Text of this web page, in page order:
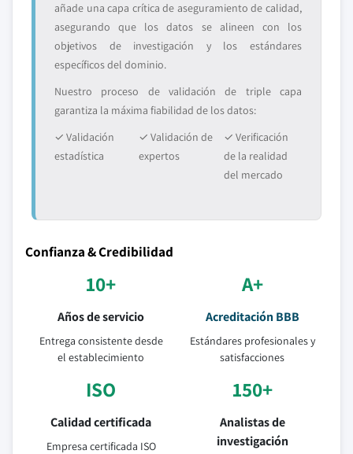
añade una capa crítica de aseguramiento de calidad,
asegurando que los datos se alineen con los
objetivos de investigación y los estándares
específicos del dominio.
Nuestro proceso de validación de triple capa
garantiza la máxima fiabilidad de los datos:
✓ Validación
estadística
✓ Validación de
expertos
✓ Verificación
de la realidad
del mercado
Confianza & Credibilidad
10+
Años de servicio
Entrega consistente desde
el establecimiento
A+
Acreditación BBB
Estándares profesionales y
satisfacciones
ISO
Calidad certificada
Empresa certificada ISO
150+
Analistas de
investigación